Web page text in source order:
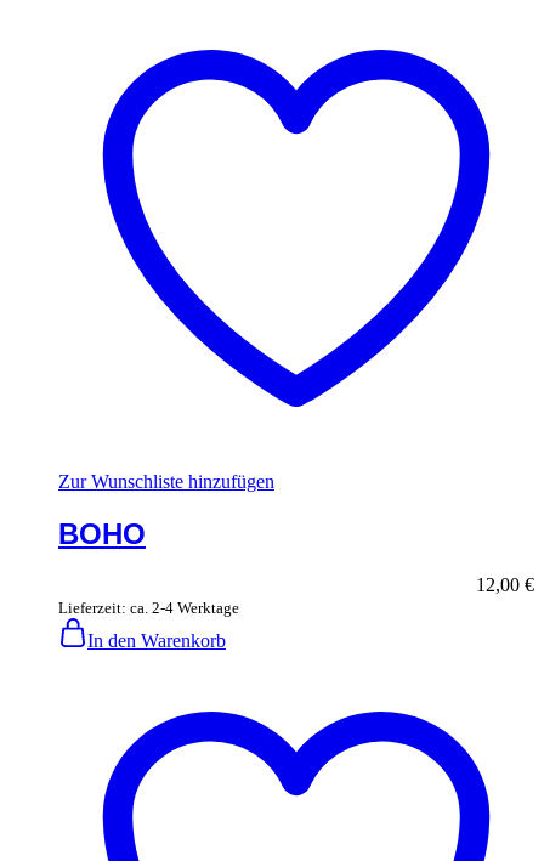
Zur Wunschliste hinzufügen
BOHO
12,00 €
Lieferzeit: ca. 2-4 Werktage
In den Warenkorb